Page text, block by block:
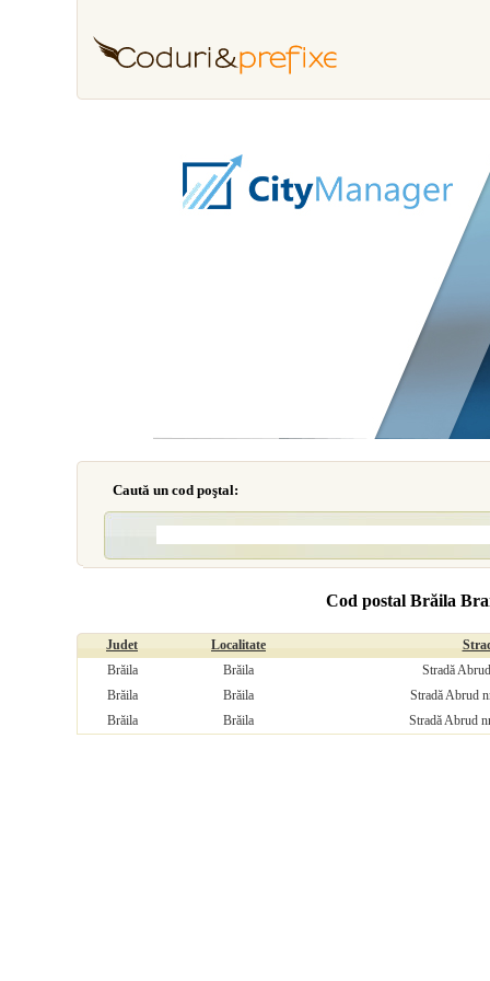
Caută un cod poştal:
Cod postal Brăila
Judet Localitate
Brăila
Brăila
Stradă
Brăila
Brăila
Stradă Abrud
Brăila
Brăila Stradă Abrud